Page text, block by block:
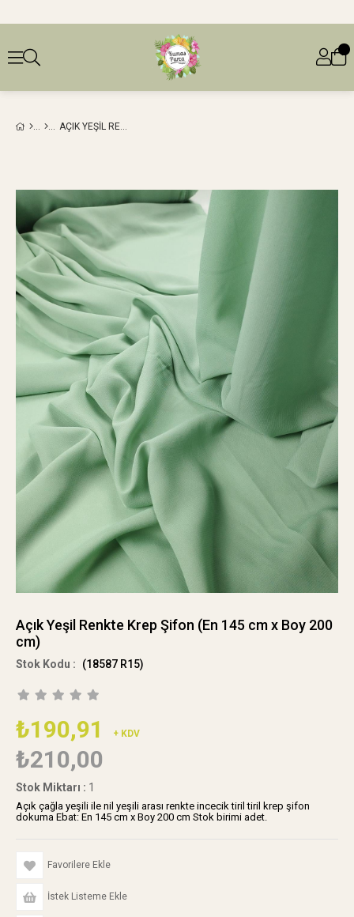
AÇIK YEŞIL RENKTE KREP ŞIFON (EN 145 CM X BOY 200 CM)
Açık Yeşil Renkte Krep Şifon (En 145 cm x Boy 200
cm)
(18587 R15)
₺190,91 + KDV
₺210,00
Stok Miktarı : 1
Açık çağla yeşili ile nil yeşili arası renkte incecik tiril tiril krep şifon
dokuma Ebat: En 145 cm x Boy 200 cm Stok birimi adet.
Favorilere Ekle
İstek Listeme Ekle